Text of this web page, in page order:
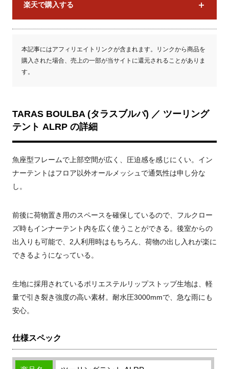
楽天で購入する
本記事にはアフィリエイトリンクが含まれます。リンクから商品を
購入された場合、売上の一部が当サイトに還元されることがありま
す。
TARAS BOULBA (タラスブルバ) ／ ツーリング
テント ALRP の詳細
魚座型フレームで上部空間が広く、圧迫感を感じにくい。イン
ナーテントはフロア以外オールメッシュで通気性は申し分な
し。
前後に荷物置き用のスペースを確保しているので、フルクロー
ズ時もインナーテント内を広く使うことができる。後室からの
出入りも可能で、2人利用時はもちろん、荷物の出し入れが楽に
できるようになっている。
生地に採用されているポリエステルリップストップ生地は、軽
量で引き裂き強度の高い素材。耐水圧3000mmで、急な雨にも
安心。
仕様スペック